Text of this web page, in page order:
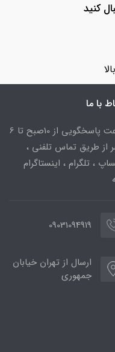
کنید
با ما
ساعت پاسخگویی از 10صبح تا 6
از طریق تماس تلفنی ،
، تلگرام ، اینستاگرام
09031094919
ارسال از تهران خیابان
جمهوری